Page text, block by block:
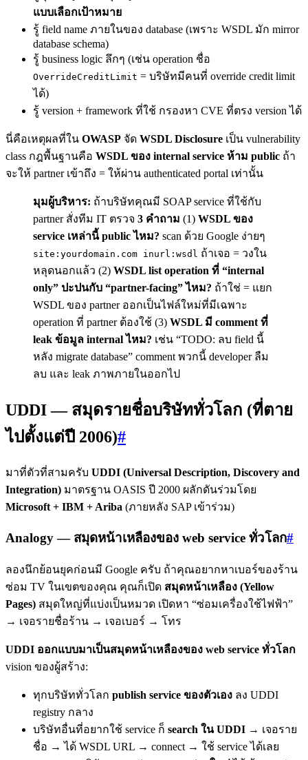
แบบเลือกเป้าหมาย
รู้ field name ภายในของ database (เพราะ WSDL มัก mirror
database schema)
รู้ business logic ลึกๆ (เช่น operation ชื่อ
OverrideCreditLimit = บริษัทมีคนที่ override credit limit
ได้)
รู้ version + framework ที่ใช้ กรองหา CVE ที่ตรง version ได้
นี่คือเหตุผลที่ใน OWASP จัด WSDL Disclosure เป็น vulnerability
class กฎพื้นฐานคือ WSDL ของ internal service ห้าม public ถ้า
จะให้ partner เข้าถึง = ให้ผ่าน authenticated portal เท่านั้น
มุมผู้บริหาร: ถ้าบริษัทคุณมี SOAP service ที่ใช้กับ
partner สั่งทีม IT ตรวจ 3 คำถาม (1) WSDL ของ
service เหล่านี้ public ไหม? scan ด้วย Google ง่ายๆ
site:yourdomain.com inurl:wsdl ถ้าเจอ = วงใน
หลุดนอกแล้ว (2) WSDL list operation ที่ “internal
only” ปะปนกับ “partner-facing” ไหม? ถ้าใช่ = แยก
WSDL ของ partner ออกเป็นไฟล์ใหม่ที่มีเฉพาะ
operation ที่ partner ต้องใช้ (3) WSDL มี comment ที่
leak ข้อมูล internal ไหม? เช่น “TODO: ลบ field นี้
หลัง migrate database” comment พวกนี้ developer ลืม
ลบ และ leak ภาพภายในออกไป
UDDI — สมุดรายชื่อบริษัททั่วโลก (ที่ตาย
ไปตั้งแต่ปี 2006)#
มาที่ตัวที่สามครับ UDDI (Universal Description, Discovery and
Integration) มาตรฐาน OASIS ปี 2000 ผลักดันร่วมโดย
Microsoft + IBM + Ariba (ภายหลัง SAP เข้าร่วม)
Analogy — สมุดหน้าเหลืองของ web service ทั่วโลก#
ลองนึกย้อนยุคก่อนมี Google ครับ ถ้าคุณอยากหาเบอร์ของร้าน
ซ่อม TV ในเขตของคุณ คุณก็เปิด สมุดหน้าเหลือง (Yellow
Pages) สมุดใหญ่ที่แบ่งเป็นหมวด เปิดหา “ซ่อมเครื่องใช้ไฟฟ้า”
→ เจอรายชื่อร้าน → เจอเบอร์ → โทร
UDDI ออกแบบมาเป็นสมุดหน้าเหลืองของ web service ทั่วโลก
vision ของผู้สร้าง:
ทุกบริษัททั่วโลก publish service ของตัวเอง ลง UDDI
registry กลาง
บริษัทอื่นที่อยากใช้ service ก็ search ใน UDDI → เจอราย
ชื่อ → ได้ WSDL URL → connect → ใช้ service ได้เลย